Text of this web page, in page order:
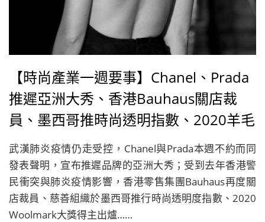
【時尚產業一週要事】Chanel、Prada
推遲亞洲大秀、香港Bauhaus關店裁
員、墨西哥推時尚透明指數、2020羊毛
標誌大獎得主出爐
武漢肺炎疫情仍走受控，Chanel與Prada本週不約而同
發表聲明，宣布推遲品牌的亞洲大秀；受到去年香港警
民衝突與肺炎疫情影響，香港零售集團Bauhaus再度關
店裁員、慈善組織於墨西哥推行時尚透明度指數、2020
Woolmark大獎得主出爐……